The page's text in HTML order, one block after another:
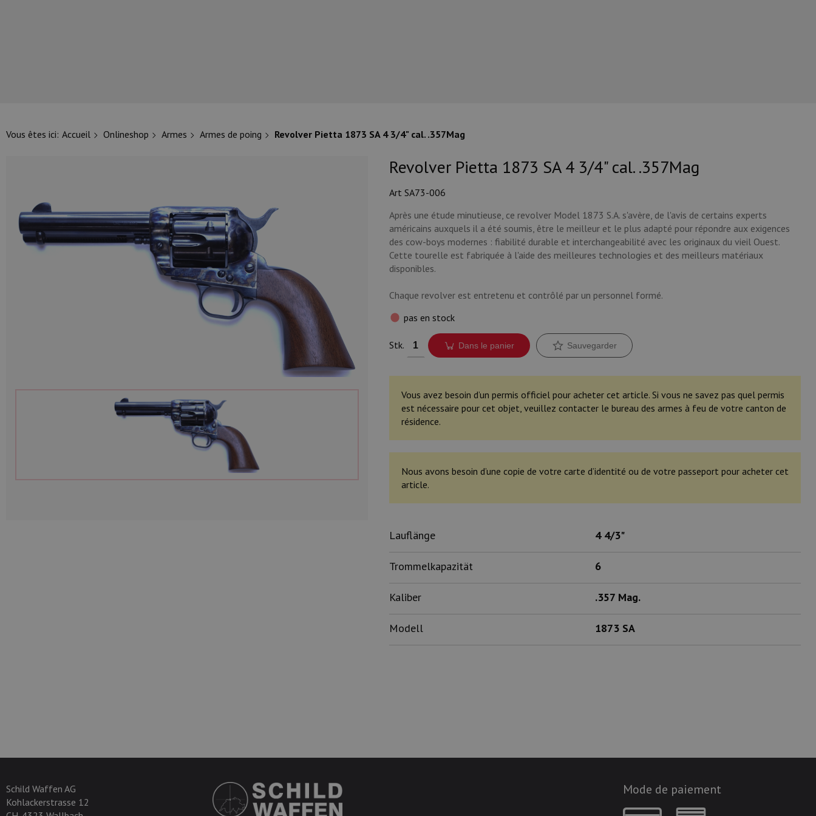
Vous êtes ici: Accueil Onlineshop Armes Armes de poing Revolver Pietta 1873 SA 4 3/4" cal. .357Mag
Revolver Pietta 1873 SA 4 3/4" cal. .357Mag
Art SA73-006
Après une étude minutieuse, ce revolver Model 1873 S.A. s'avère, de l'avis de certains experts
américains auxquels il a été soumis, être le meilleur et le plus adapté pour répondre aux exigences
des cow-boys modernes : fiabilité durable et interchangeabilité avec les originaux du vieil Ouest.
Cette tourelle est fabriquée à l'aide des meilleures technologies et des meilleurs matériaux
disponibles.
Chaque revolver est entretenu et contrôlé par un personnel formé.
pas en stock
Stk. Dans le panier Sauvegarder
Vous avez besoin d’un permis officiel pour acheter cet article. Si vous ne savez pas quel permis
est nécessaire pour cet objet, veuillez contacter le bureau des armes à feu de votre canton de
résidence.
Nous avons besoin d’une copie de votre carte d’identité ou de votre passeport pour acheter cet
article.
Lauflänge 4 4/3"
Trommelkapazität 6
Kaliber .357 Mag.
Modell 1873 SA
Schild Waffen AG
Kohlackerstrasse 12
Mode de paiement